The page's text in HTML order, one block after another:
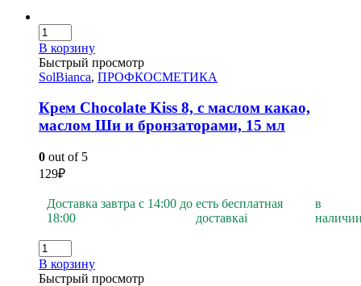
В корзину
Быстрый просмотр
SolBianca, ПРОФКОСМЕТИКА
Крем Chocolate Kiss 8, с маслом какао,
маслом Ши и бронзаторами, 15 мл
0 out of 5
129₽
Доставка завтра с 14:00 до
18:00
есть бесплатная
доставкаi
в
В корзину
Быстрый просмотр